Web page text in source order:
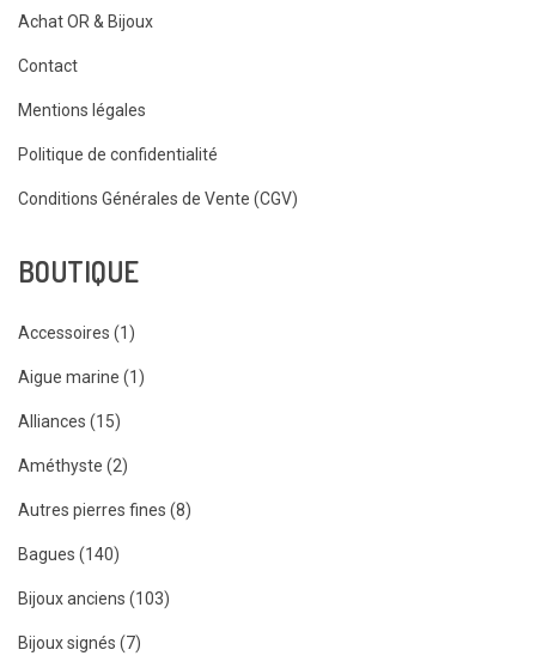
Achat OR & Bijoux
Contact
Mentions légales
Politique de confidentialité
Conditions Générales de Vente (CGV)
BOUTIQUE
Accessoires (1)
Aigue marine (1)
Alliances (15)
Améthyste (2)
Autres pierres fines (8)
Bagues (140)
Bijoux anciens (103)
Bijoux signés (7)